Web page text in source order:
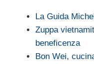
La Guida
Zuppa
beneficenza
Bon Wei,